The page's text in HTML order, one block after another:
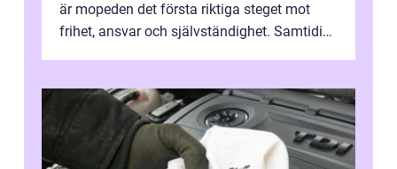
är mopeden det första riktiga steget mot
frihet, ansvar och självständighet. Samtidigt